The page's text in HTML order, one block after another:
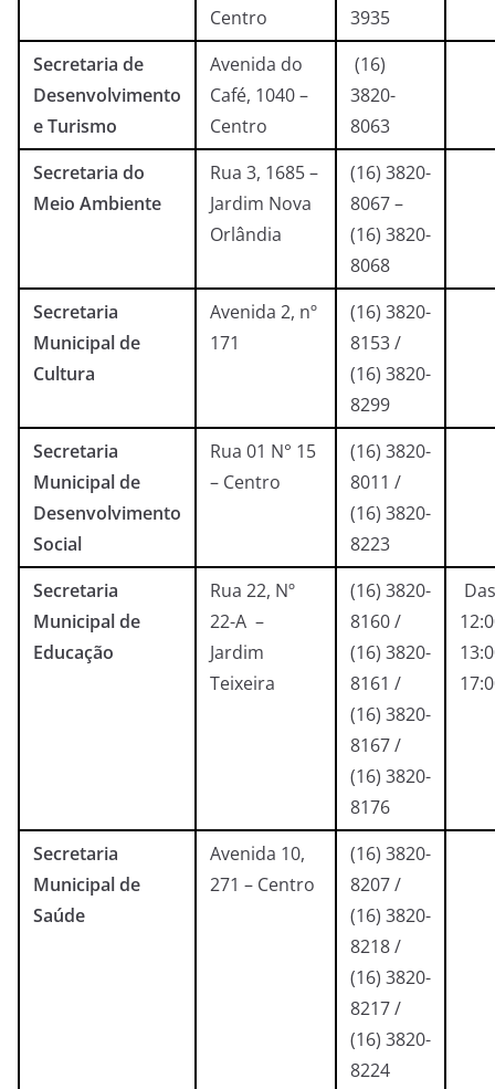
Centro
3935
Secretaria de
Desenvolvimento
e Turismo
Avenida do
Café, 1040 –
Centro
(16)
3820-
8063
Secretaria do
Meio Ambiente
Rua 3, 1685 –
Jardim Nova
Orlândia
(16) 3820-
8067 –
(16) 3820-
8068
Secretaria
Municipal de
Cultura
Avenida 2, nº
171
(16) 3820-
8153 /
(16) 3820-
8299
Secretaria
Municipal de
Desenvolvimento
Social
Rua 01 N° 15
– Centro
(16) 3820-
8011 /
(16) 3820-
8223
Secretaria
Municipal de
Educação
Rua 22, Nº
22-A –
Jardim
Teixeira
(16) 3820-
8160 /
(16) 3820-
8161 /
(16) 3820-
8167 /
(16) 3820-
8176
Secretaria
Municipal de
Saúde
Avenida 10,
271 – Centro
(16) 3820-
8207 /
(16) 3820-
8218 /
(16) 3820-
8217 /
(16) 3820-
8224